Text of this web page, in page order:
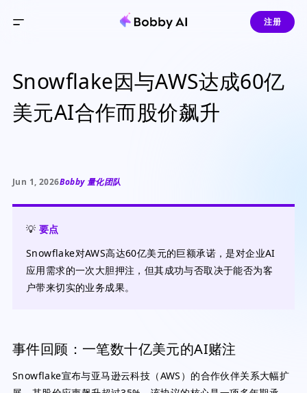
注册
Snowflake因与AWS达成60亿
美元AI合作而股价飙升
Jun 1, 2026Bobby 量化团队
💡 要点
Snowflake对AWS高达60亿美元的巨额承诺，是对企业AI
应用需求的一次大胆押注，但其成功与否取决于能否为客
户带来切实的业务成果。
事件回顾：一笔数十亿美元的AI赌注
Snowflake宣布与亚马逊云科技（AWS）的合作伙伴关系大幅扩